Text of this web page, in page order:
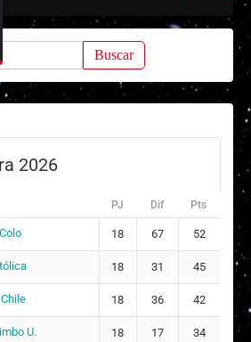
2026
PJ Dif Pts
18 67 52
18 31 45
18 36 42
U. 18 17 34